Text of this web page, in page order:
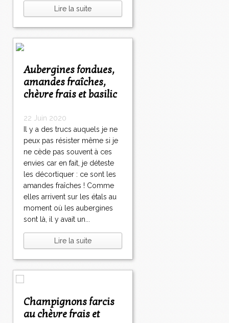
Lire la suite
Aubergines fondues,
amandes fraîches,
chèvre frais et basilic
22 Juin 2020
Il y a des trucs auquels je ne
peux pas résister même si je
ne cède pas souvent à ces
envies car en fait, je déteste
les décortiquer : ce sont les
amandes fraîches ! Comme
elles arrivent sur les étals au
moment où les aubergines
sont là, il y avait un...
Lire la suite
Champignons farcis
au chèvre frais et